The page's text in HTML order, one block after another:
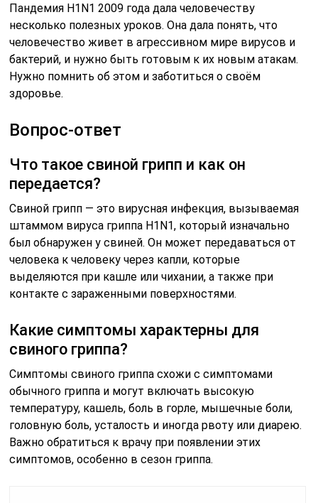
Пандемия H1N1 2009 года дала человечеству
несколько полезных уроков. Она дала понять, что
человечество живет в агрессивном мире вирусов и
бактерий, и нужно быть готовым к их новым атакам.
Нужно помнить об этом и заботиться о своём
здоровье.
Вопрос-ответ
Что такое свиной грипп и как он
передается?
Свиной грипп — это вирусная инфекция, вызываемая
штаммом вируса гриппа H1N1, который изначально
был обнаружен у свиней. Он может передаваться от
человека к человеку через капли, которые
выделяются при кашле или чихании, а также при
контакте с зараженными поверхностями.
Какие симптомы характерны для
свиного гриппа?
Симптомы свиного гриппа схожи с симптомами
обычного гриппа и могут включать высокую
температуру, кашель, боль в горле, мышечные боли,
головную боль, усталость и иногда рвоту или диарею.
Важно обратиться к врачу при появлении этих
симптомов, особенно в сезон гриппа.